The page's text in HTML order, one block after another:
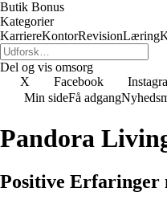
Butik Bonus
Kategorier
KarriereKontorRevisionLæring
Del og vis omsorg
X
Facebook
Min sideFå adgang
Pandora
Positive Erfaringer